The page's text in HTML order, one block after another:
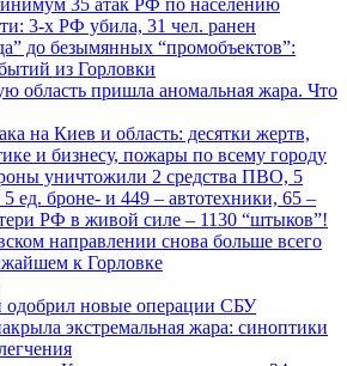
3-х РФ убила, 31 чел. ранен
до безымянных “промобъектов”:
из Горловки
область пришла аномальная жара. Что
на Киев и область: десятки жертв,
и бизнесу, пожары по всему городу
уничтожили 2 средства ПВО, 5
ед. броне- и 449 – автотехники, 65 –
РФ в живой силе – 1130 “штыков”!
направлении снова больше всего
к Горловке
одобрил новые операции СБУ
экстремальная жара: синоптики